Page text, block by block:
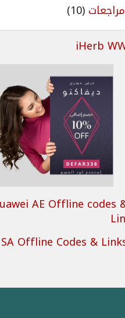
مراجعات (10)